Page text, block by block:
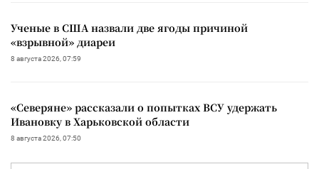
Ученые в США назвали две ягоды причиной
«взрывной» диареи
8 августа 2026, 07:59
«Северяне» рассказали о попытках ВСУ удержать
Ивановку в Харьковской области
8 августа 2026, 07:50